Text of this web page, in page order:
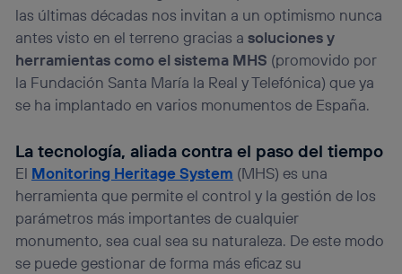
las últimas décadas nos invitan a un optimismo nunca
antes visto en el terreno gracias asoluciones y
herramientas como el sistema MHS (promovido por
la Fundación Santa María la Real y Telefónica) que ya
se ha implantado en varios monumentos de España.
La tecnología, aliada contra el paso del tiempo
El Monitoring Heritage System (MHS) es una
herramienta que permite el control y la gestión de los
parámetros más importantes de cualquier
monumento, sea cual sea su naturaleza. De este modo
se puede gestionar de forma más eficaz su